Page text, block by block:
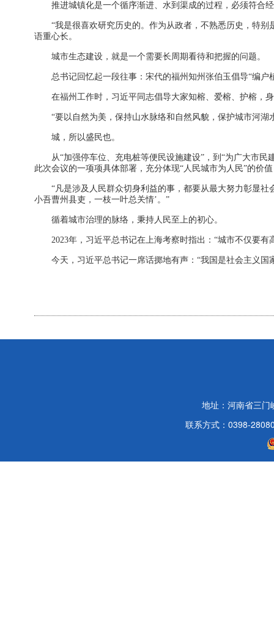
推进城镇化是一个循序渐进、水到渠成的过程，必须符合
“我是很喜欢研究历史的。作为从政者，不熟悉历史，特
语重心长。
城市生态建设，就是一个需要长周期看待和把握的问题。
总书记回忆起一段往事：宋代的福州知州张伯玉倡导“编户
在福州工作时，习近平同志倡导大家知榕、爱榕、护榕，
“要以自然为美，保持山水脉络和自然风貌，保护城市河
城，所以盛民也。
从“加强停车位、充电桩等便民设施建设”，到“为广大市
此次会议的一项项具体部署，充分体现“人民城市为人民”的价
“凡是涉及人民群众切身利益的事，都要从最大努力彰显
小吾曹州县吏，一枝一叶总关情’。”
循着城市治理的脉络，秉持人民至上的初心。
2023年，习近平总书记在上海考察时指出：“城市不仅要
今天，习近平总书记一席话掷地有声：“我国是社会主义
地址：河南省三门
联系方式：0398-